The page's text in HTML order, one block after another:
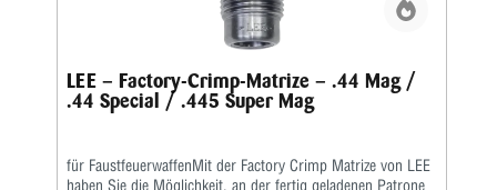
LEE – Factory-Crimp-Matrize – .44 Mag /
.44 Special / .445 Super Mag
für FaustfeuerwaffenMit der Factory Crimp Matrize von LEE
haben Sie die Möglichkeit, an der fertig geladenen Patrone